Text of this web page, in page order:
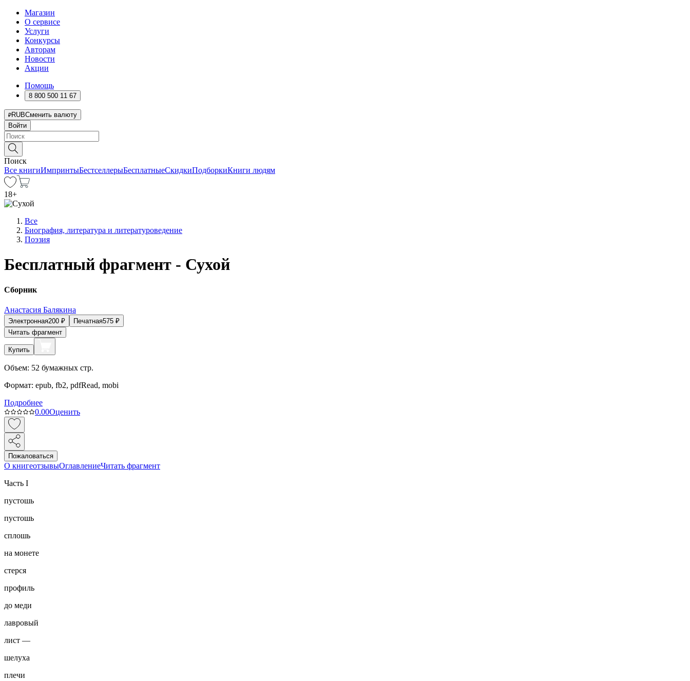
Магазин
О сервисе
Услуги
Конкурсы
Авторам
Новости
Акции
Помощь
8 800 500 11 67
RUBСменить валюту
Войти
Поиск
Все книгиИмпринтыБестселлерыБесплатныеСкидкиПодборкиКниги людям
18+
Все
Биография, литература и литературоведение
Поэзия
Бесплатный фрагмент - Сухой
Сборник
Анастасия Балякина
Электронная200 ₽ Печатная575 ₽
Читать фрагмент
Купить
Объем: 52 бумажных стр.
Формат: epub, fb2, pdfRead, mobi
Подробнее
0.00Оценить
Пожаловаться
О книгеотзывыОглавлениеЧитать фрагмент
Часть I
пустошь
пустошь
сплошь
на монете
стерся
профиль
до меди
лавровый
лист —
шелуха
плечи